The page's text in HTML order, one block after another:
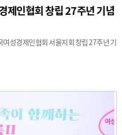
제인협회 창립 27주년 기념
성경제인협회 서울지회 창립 27주년 기